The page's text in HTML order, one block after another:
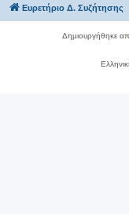
Ευρετήριο Δ. Συζήτησης
Δημιουργήθηκε